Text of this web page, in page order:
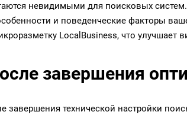
невидимыми для поисковых
и поведенческие факторы
LocalBusiness, что улучшает
завершения
завершения технической настройки